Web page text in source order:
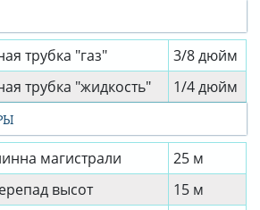
трубка "газ"
3/8 дюйм
трубка "жидкость"
1/4 дюйм
магистрали
25 м
высот
15 м